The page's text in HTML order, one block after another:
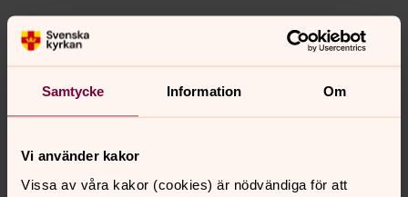
Samtycke Information Om
Vi använder kakor
Vissa av våra kakor (cookies) är nödvändiga för att
Synpunkter eller frågor på sidans
innehåll?
Dela